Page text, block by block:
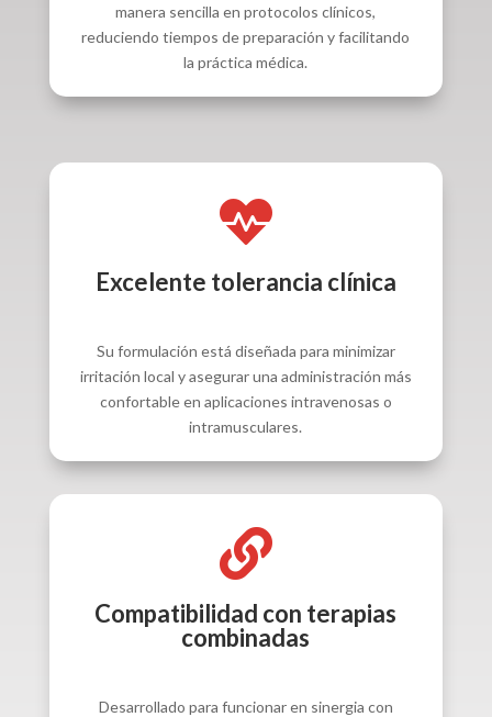
manera sencilla en protocolos clínicos,
reduciendo tiempos de preparación y facilitando
la práctica médica.

Excelente tolerancia clínica
Su formulación está diseñada para minimizar
irritación local y asegurar una administración más
confortable en aplicaciones intravenosas o
intramusculares.

Compatibilidad con terapias
combinadas
Desarrollado para funcionar en sinergia con